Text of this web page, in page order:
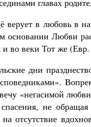
главах
верует в любовь в
основании Любви
во веки Тот же
дни
«негасимой
не
отсутствие